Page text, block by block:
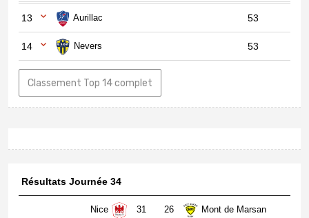
13 Aurillac 53
14 Nevers 53
Classement Top 14 complet
Résultats Journée 34
Nice 31 26 Mont de Marsan